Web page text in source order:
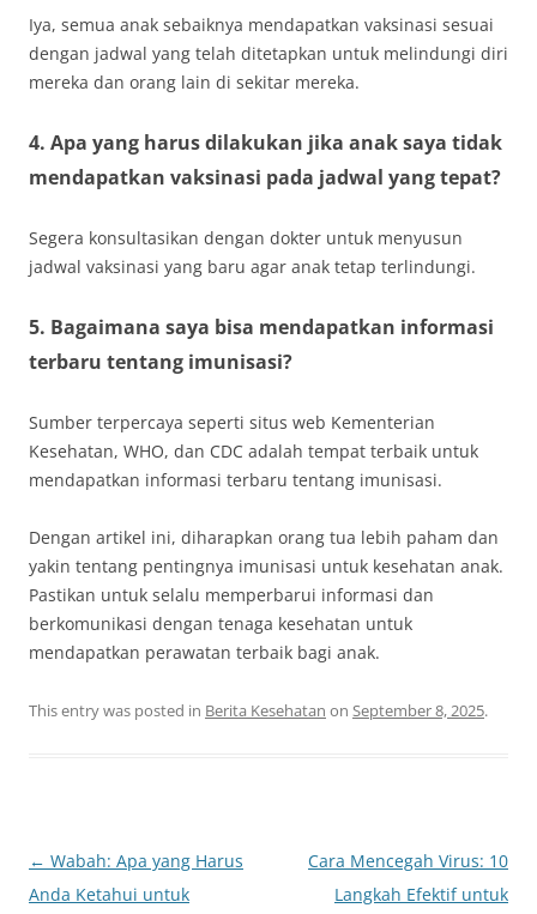
Iya, semua anak sebaiknya mendapatkan vaksinasi sesuai
dengan jadwal yang telah ditetapkan untuk melindungi diri
mereka dan orang lain di sekitar mereka.
4. Apa yang harus dilakukan jika anak saya tidak
mendapatkan vaksinasi pada jadwal yang tepat?
Segera konsultasikan dengan dokter untuk menyusun
jadwal vaksinasi yang baru agar anak tetap terlindungi.
5. Bagaimana saya bisa mendapatkan informasi
terbaru tentang imunisasi?
Sumber terpercaya seperti situs web Kementerian
Kesehatan, WHO, dan CDC adalah tempat terbaik untuk
mendapatkan informasi terbaru tentang imunisasi.
Dengan artikel ini, diharapkan orang tua lebih paham dan
yakin tentang pentingnya imunisasi untuk kesehatan anak.
Pastikan untuk selalu memperbarui informasi dan
berkomunikasi dengan tenaga kesehatan untuk
mendapatkan perawatan terbaik bagi anak.
This entry was posted in Berita Kesehatan on September 8, 2025.
Post
navigation
← Wabah: Apa yang Harus
Anda Ketahui untuk
Cara Mencegah Virus: 10
Langkah Efektif untuk